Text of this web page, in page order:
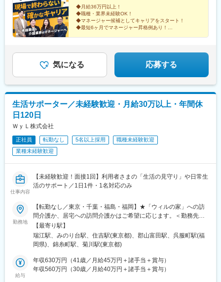
線「住吉駅」より徒歩6分◇ウィルの重度訪問介護 福島福島県郡
山市桑野2-2-16 藤尾ビル402＜アクセス＞JR郡山駅より自動車で
12分◇ウィルの重度訪問介護 福岡福岡県福岡市博多区築港本町6-
1 福岡印刷会館401＜アクセス＞空港線・箱崎線「中洲川端駅」よ
◆月給36万円以上！
◆職種・業界未経験OK！
◆マネージャー候補としてキャリアをスタート！
◆最短6ヶ月でマネージャー昇格例あり！
気になる 応募する
生活サポーター／未経験歓迎・月給30万以上・年間休
日120日
ＷｙＬ株式会社
正社員 転勤なし 5名以上採用
職種未経験歓迎
業種未経験歓迎
仕事内容
【未経験歓迎！面接1回】利用者さまの「生活の見守り」や日常生
活のサポート／1日1件・1名対応のみ
勤務地
【転勤なし／東京・千葉・福島・福岡】★「ウィルの家」への訪
問介護か、居宅への訪問介護かはご希望に応じます。＜勤務先＞■
ウィルの家みずえ／2026年10月オープン予定東京都江戸川区江戸
川1丁目8アクセス：都営新宿線「瑞江駅」徒歩15分■ウィルの家
みのり台／2027年1月オープン予定千葉県松戸市稔台7丁目46-17
護 東京東京都江東区猿江1-18-9 前田ビル2階 204号室アクセス：
半蔵門線・新宿線「住吉駅」より徒歩6分■ウィルの重度訪問介護
【最寄り駅】
瑞江駅、みのり台駅、住吉駅(東京都)、郡山富田駅、呉服町駅(福
岡県)、錦糸町駅、菊川駅(東京都)
給与
年収630万円（41歳／月給45万円＋諸手当＋賞与）
年収560万円（30歳／月給40万円＋諸手当＋賞与）